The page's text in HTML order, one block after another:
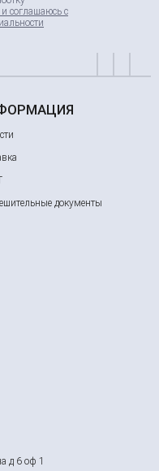
соглашаюсь c
документы
д 6 оф 1